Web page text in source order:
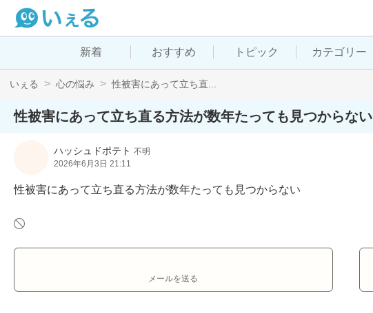
新着 おすすめ トピック カテゴリー
いぇる 心の悩み 性被害にあって立ち直...
性被害にあって立ち直る方法が数年たっても見つからない
ハッシュドポテト 不明
2026年6月3日 21:11
性被害にあって立ち直る方法が数年たっても見つからない
メールを送る